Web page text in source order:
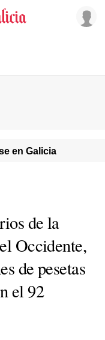
en Galicia
de la
Occidente,
de pesetas
el 92